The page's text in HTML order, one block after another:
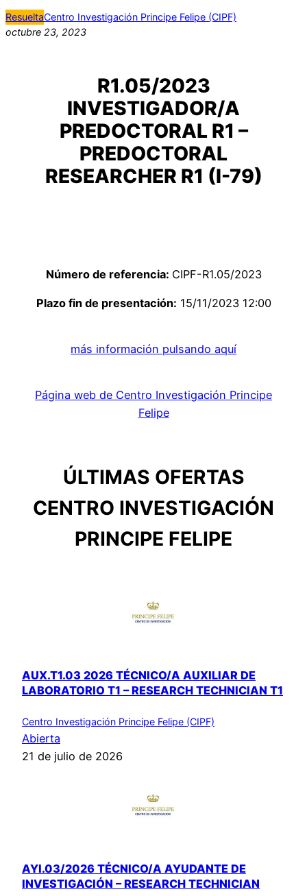
ResueltaCentro Investigación Principe Felipe (CIPF)
octubre 23, 2023
R1.05/2023
INVESTIGADOR/A
PREDOCTORAL R1 –
PREDOCTORAL
RESEARCHER R1 (I-79)
Número de referencia: CIPF-R1.05/2023
Plazo fin de presentación: 15/11/2023 12:00
más información pulsando aquí
Página web de Centro Investigación Principe
Felipe
ÚLTIMAS OFERTAS
CENTRO INVESTIGACIÓN
PRINCIPE FELIPE
AUX.T1.03 2026 TÉCNICO/A AUXILIAR DE
LABORATORIO T1 – RESEARCH TECHNICIAN T1
Centro Investigación Principe Felipe (CIPF)
Abierta
21 de julio de 2026
AYI.03/2026 TÉCNICO/A AYUDANTE DE
INVESTIGACIÓN – RESEARCH TECHNICIAN